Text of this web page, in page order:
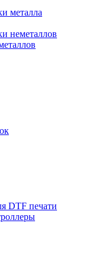
металла
неметаллов
DTF печати